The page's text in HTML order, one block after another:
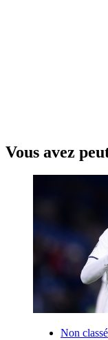
Vous avez
Non classé